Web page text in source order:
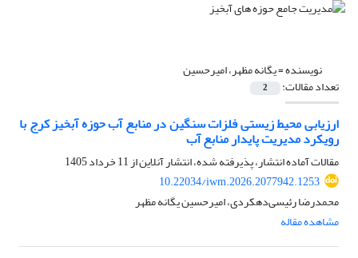
نویسنده =یگانه مظهر، امیرحسین
تعداد مقالات: 2
ارزیابی محیط زیستی فلزات سنگین در منابع آب حوزه آبخیز کرج با
رویکرد مدیریت پایدار منابع آب
مقالات آماده انتشار، پذیرفته شده، انتشار آنلاین از11 خرداد 1405
10.22034/iwm.2026.2077942.1253
محمدرضا رئیسی‌دهکردی، امیرحسین یگانه مظهر
مشاهده مقاله